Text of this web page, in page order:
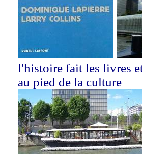
l'histoire fait les livres
au pied de la culture